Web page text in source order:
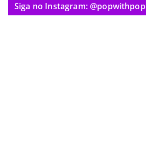
Siga no Instagram: @popwithpop